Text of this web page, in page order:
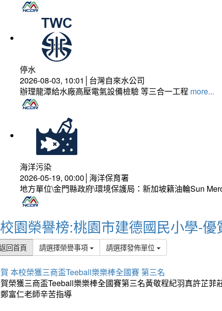
停水
2026-08-03, 10:01│台灣自來水公司
辦理龍潭給水廠高壓電氣設備檢驗 等三合一工程 more...
海洋污染
2026-05-19, 00:00│海洋保育署
地方單位\金門縣政府\環境保護局：新加坡籍油輪Sun
校園榮譽榜:桃園市建德國民小學-優
回首頁 請選擇榮譽事項 請選擇發佈單位
本校榮獲三商盃Teeball樂樂棒全國賽 第三名
榮獲三商盃Teeball樂樂棒全國賽第三名黃敬程紀羽真許芷
富仁老師辛苦指導